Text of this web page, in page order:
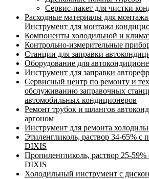
Сервис-пакет для чистки
Расходные материалы для
Инструмент для монтажа
Компоненты холодильной и
Контрольно-измерительные
Станции для заправки
Оборудование для
Инструмент для заправки
Сервисный центр по ремонту и
обслуживанию заправочных
автомобильных кондиционеров
Ремонт трубок и шлангов
аргоном
Инструмент для ремонта
Этиленгликоль, раствор 34-65% с
DIXIS
Пропиленгликоль, раствор 25-
DIXIS
Холодильный инструмент с